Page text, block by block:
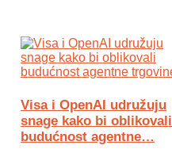
Visa i OpenAI udružuju
snage kako bi oblikovali
budućnost agentne…